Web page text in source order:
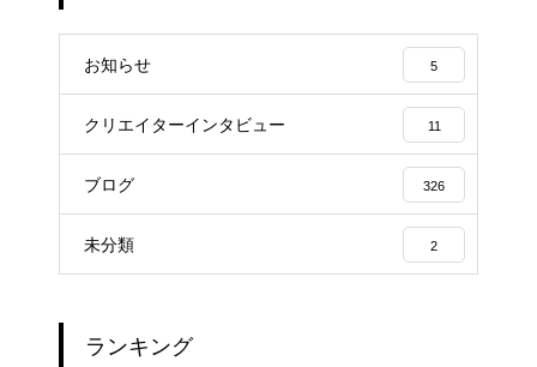
お知らせ 5
クリエイターインタビュー 11
ブログ 326
未分類 2
ランキング